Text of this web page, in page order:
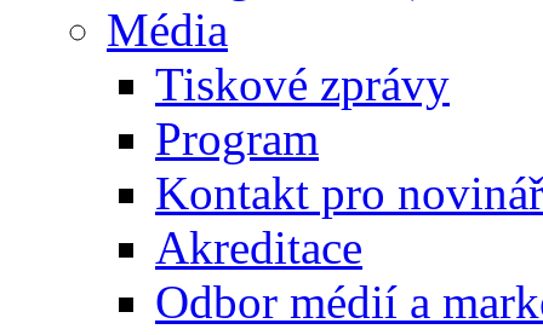
Média
Tiskové zprávy
Program
Kontakt pro
Akreditace
Odbor médií a